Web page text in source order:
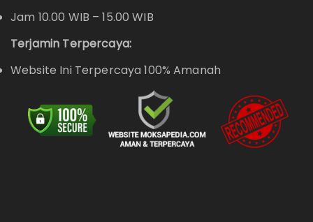
Jam 10.00 WIB – 15.00 WIB
Terjamin Terpercaya:
Website Ini Terpercaya 100% Amanah